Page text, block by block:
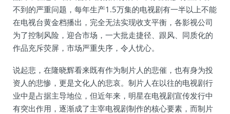
不到的严重问题，每年生产1.5万集的电视剧有一半以上不能
在电视台黄金档播出，完全无法实现收支平衡，各影视公司
为了控制风险，迎合市场，一大批走捷径、跟风、同质化的
作品充斥荧屏，市场严重失序，令人忧心。
说起悲，在隆晓辉看来既有作为制片人的悲催，也有身为投
资人的悲惨，更是文化人的悲哀。制片人在以往的电视剧行
业中是占据主导地位，但近年来，明星在电视剧宣传发行中
有突出作用，逐渐成了主宰电视剧制作的核心要素，而制片